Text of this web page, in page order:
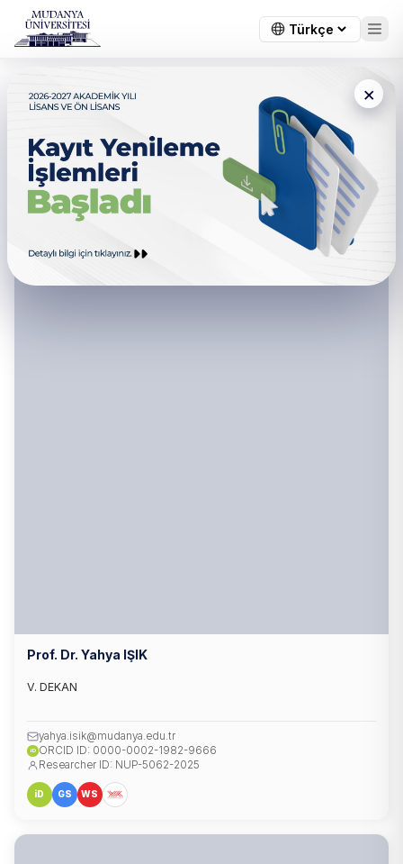
×
Mühendislik, Mimarlık ve
Tasarım Fakültesi - Yönetim
Prof. Dr. Yahya IŞIK
V. DEKAN
yahya.isik@mudanya.edu.tr
iD ORCID ID: 0000-0002-1982-9666
Researcher ID: NUP-5062-2025
iD GS WS